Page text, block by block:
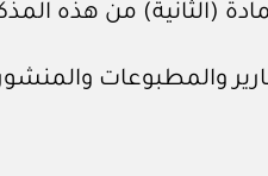
(الثانية) من هذه